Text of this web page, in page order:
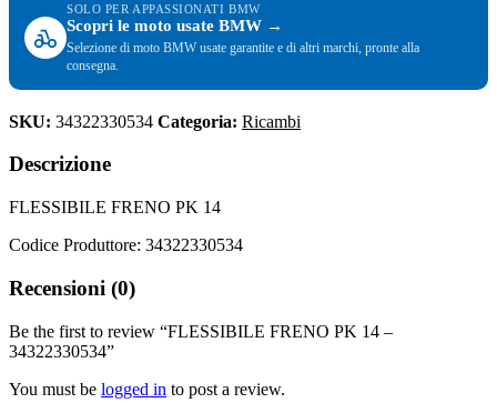
SOLO PER APPASSIONATI BMW
Scopri le moto usate BMW →
Selezione di moto BMW usate garantite e di altri marchi, pronte alla
consegna.
SKU: 34322330534 Categoria: Ricambi
Descrizione
FLESSIBILE FRENO PK 14
Codice Produttore: 34322330534
Recensioni (0)
Be the first to review “FLESSIBILE FRENO PK 14 –
34322330534”
You must be logged in to post a review.